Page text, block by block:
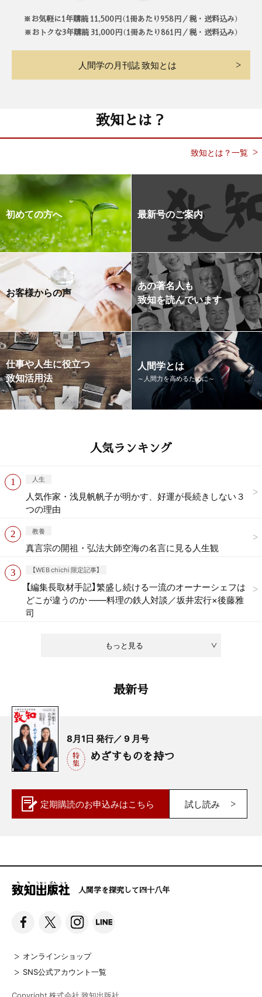
※お気軽に1年購読 11,500円（1冊あたり958円／税・送料込み）
※おトクな3年購読 31,000円（1冊あたり861円／税・送料込み）
人間学の月刊誌 致知とは
致知とは？
致知とは？一覧
初めての方へ 最新号のご案内
お客様からの声
あの著名人も
致知を読んでいます
仕事や人生に役立つ
致知活用法
人間学とは
～人間力を高めるために～
人気ランキング
もっと見る
人生
人気作家・浅見帆帆子が明かす、好運が長続きしない３
つの理由
教養
真言宗の開祖・弘法大師空海の名言に見る人生観
【WEB chichi 限定記事】
【編集長取材手記】繁盛し続ける一流のオーナーシェフは
どこが違うのか ——料理の鉄人対談／坂井宏行×後藤雅
司
最新号
8月1日 発行／ 9 月号
めざすものを持つ
定期購読のお申込みはこちら 試し読み
人間学を探究して四十八年
オンラインショップ
SNS公式アカウント一覧